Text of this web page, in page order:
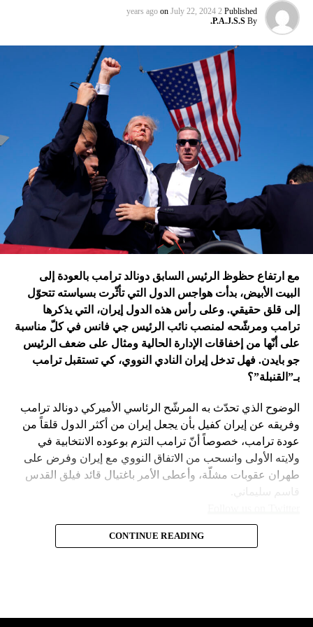
الجديدة للحرب هي قصف الحوثيين تل أبيب بمسيّرة قتلت مدنياً،
ثمّ قصف إسرائيل مستودعات النفط في الحديدة، وهو أمر لم
تقُم بمثله غارات التحالف الدولي؟ أم هي تدمير الطائرات
الإسرائيلية للمرّة الأولى مستودعاً لصواريخ الحزب في عمق
الجنوب في عدلون في قضاء الزهراني؟
ترامب الذي أكّد أنّه سينهي الحروب
التي اندلعت في عهد بايدن، قد
يضغط على إسرائيل لوقف الحرب
في غزة
إدارة بايدن ونهاية منظومة.. وانتقام نتنياهو
فتح باباً كبيراً على تحوّلات جذرية في السياسة الأميركية وتعاطي
إسرائيل معها، أبرزها:
– نهاية عهد منظومة حوله آمنت بإمكان الاتفاق مع إيران. وهي
امتداد لعهد باراك أوباما واتفاقه مع طهران على الملف النووي
Published
2 years ago
on July 22, 2024
By
P.A.J.S.S.
مع ارتفاع حظوظ الرئيس السابق دونالد ترامب بالعودة إلى
البيت الأبيض، بدأت هواجس الدول التي تأثّرت بسياسته تتحوّل
إلى قلق حقيقي. وعلى رأس هذه الدول إيران، التي يذكرها
ترامب ومرشّحه لمنصب نائب الرئيس جي فانس في كلّ مناسبة
على أنّها من إخفاقات الإدارة الحالية ومثال على ضعف الرئيس
جو بايدن. فهل تدخل إيران النادي النووي، كي تستقبل ترامب
بـ”القنبلة”؟
الوضوح الذي تحدّث به المرشّح الرئاسي الأميركي دونالد ترامب
وفريقه عن إيران كفيل بأن يجعل إيران من أكثر الدول قلقاً من
عودة ترامب، خصوصاً أنّ ترامب التزم بوعوده الانتخابية في
ولايته الأولى وانسحب من الاتفاق النووي مع إيران وفرض على
طهران عقوبات مشلّة، وأعطى الأمر باغتيال قائد فيلق القدس
مع ارتفاع حظوظ الرئيس السابق
CONTINUE READING